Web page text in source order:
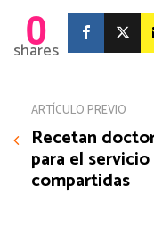
0
shares
ARTÍCULO PREVIO
Recetan
para el
compartidas